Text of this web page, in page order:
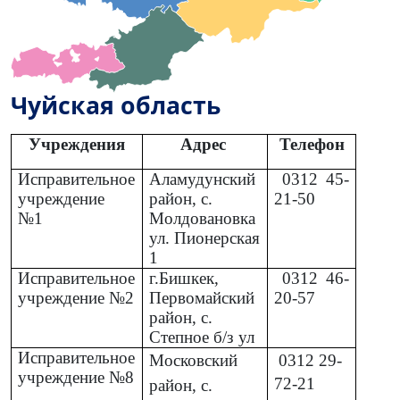
Чуйская область
Учреждения Адрес
Телефон
Исправительное
учреждение
№1
Аламудунский
район, с.
Молдовановка
ул. Пионерская
1
0312 45-
21-50
Исправительное
учреждение №2
г.Бишкек,
Первомайский
район, с.
Степное б/з ул
0312 46-
20-57
Исправительное
учреждение №8
Московский
район, с.
0312 29-
72-21